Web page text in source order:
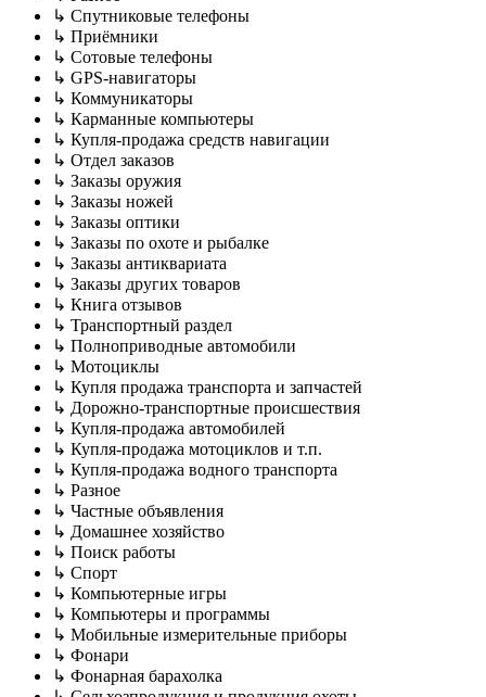
↳ Спутниковые телефоны
↳ Приёмники
↳ Сотовые телефоны
↳ GPS-навигаторы
↳ Коммуникаторы
↳ Карманные компьютеры
↳ Купля-продажа средств навигации
↳ Отдел заказов
↳ Заказы оружия
↳ Заказы ножей
↳ Заказы оптики
↳ Заказы по охоте и рыбалке
↳ Заказы антиквариата
↳ Заказы других товаров
↳ Книга отзывов
↳ Транспортный раздел
↳ Полноприводные автомобили
↳ Мотоциклы
↳ Купля продажа транспорта и запчастей
↳ Дорожно-транспортные происшествия
↳ Купля-продажа автомобилей
↳ Купля-продажа мотоциклов и т.п.
↳ Купля-продажа водного транспорта
↳ Разное
↳ Частные объявления
↳ Домашнее хозяйство
↳ Поиск работы
↳ Спорт
↳ Компьютерные игры
↳ Компьютеры и программы
↳ Мобильные измерительные приборы
↳ Фонари
↳ Фонарная барахолка